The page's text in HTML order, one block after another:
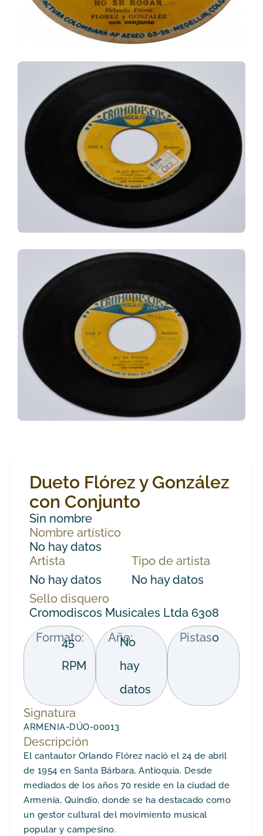
Dueto Flórez y González
con Conjunto
Sin nombre
Nombre artístico
No hay datos
Artista
No hay datos
Tipo de artista
No hay datos
Sello disquero
Cromodiscos Musicales Ltda 6308
Formato:
45
RPM
Año:
No
hay
datos
Pistas0
Signatura
ARMENIA-DÚO-00013
Descripción
El cantautor Orlando Flórez nació el 24 de abril
de 1954 en Santa Bárbara, Antioquia. Desde
mediados de los años 70 reside en la ciudad de
Armenia, Quindío, donde se ha destacado como
un gestor cultural del movimiento musical
popular y campesino.